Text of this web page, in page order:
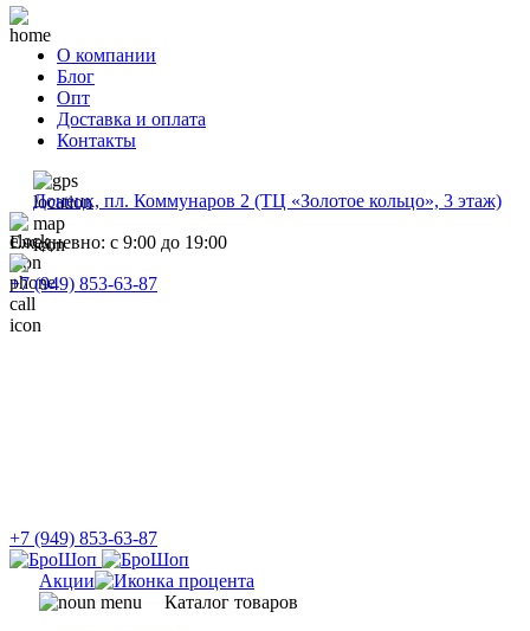
О компании
Блог
Опт
Доставка и оплата
Контакты
Донецк, пл. Коммунаров 2 (ТЦ «Золотое кольцо», 3 этаж)
Ежедневно: с 9:00 до 19:00
+7 (949) 853-63-87
+7 (949) 853-63-87
Акции
Каталог товаров